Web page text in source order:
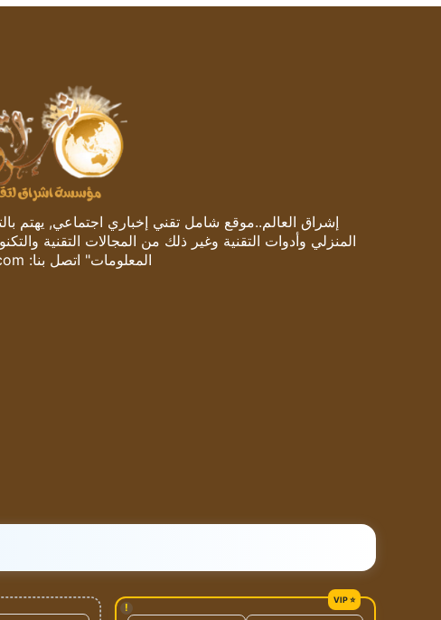
إشراق العالم..موقع شامل تقني إخباري اجتماعي, يهتم
المنزلي وأدوات التقنية وغير ذلك من المجالات التقنية
المعلومات" اتصل بنا:
!